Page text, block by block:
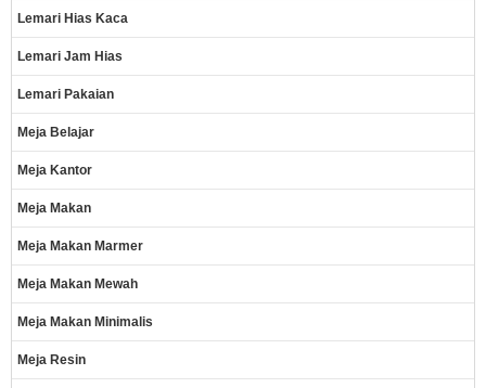
Lemari Hias Kaca
Lemari Jam Hias
Lemari Pakaian
Meja Belajar
Meja Kantor
Meja Makan
Meja Makan Marmer
Meja Makan Mewah
Meja Makan Minimalis
Meja Resin